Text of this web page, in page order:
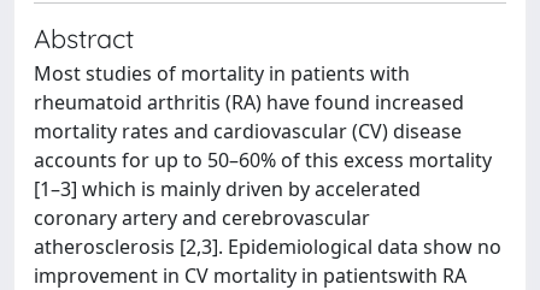
Abstract
Most studies of mortality in patients with
rheumatoid arthritis (RA) have found increased
mortality rates and cardiovascular (CV) disease
accounts for up to 50–60% of this excess mortality
[1–3] which is mainly driven by accelerated
coronary artery and cerebrovascular
atherosclerosis [2,3]. Epidemiological data show no
improvement in CV mortality in patientswith RA